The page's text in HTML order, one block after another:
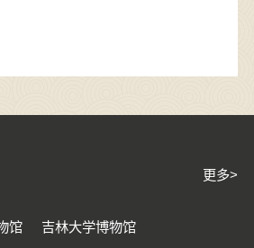
馆 吉林大学博物馆
更多>